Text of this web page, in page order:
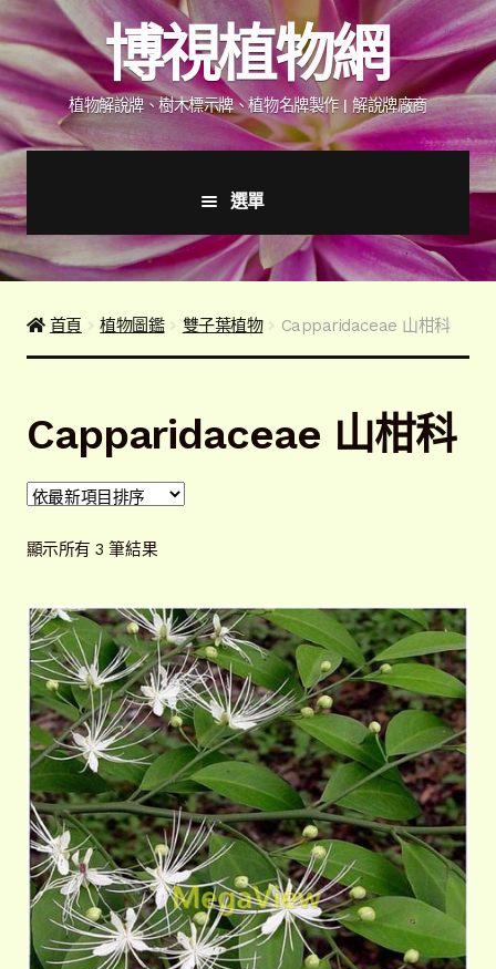
跳
至
導
覽
列
跳
至
主
要
內
容
博視植物網
植物解說牌、樹木標示牌、植物名牌製作 | 解說牌廠商
選單
首頁
產品價格表
下載詢價單
植物圖鑑/標示牌/附件型錄
解說牌規格
選
單
聯絡我們
常見問題
展
開
子
選
單
客戶實績
展
開
子
選
單
首頁 植物圖鑑 雙子葉植物 Capparidaceae 山柑科
Capparidaceae 山柑科
顯示所有 3 筆結果依
項
目
排
序